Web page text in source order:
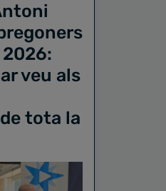
2026:
veu als
tota la